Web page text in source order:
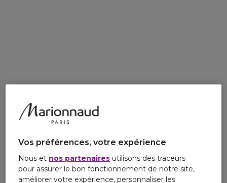
Vos préférences, votre expérience
Nous et nos partenaires utilisons des traceurs
pour assurer le bon fonctionnement de notre site,
améliorer votre expérience, personnaliser les